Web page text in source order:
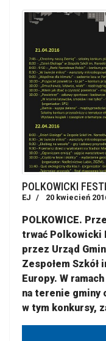
POLKOWICKI
EJ 20 kwiecień
POLKOWICE.
trwać Polkowicki
przez Urząd
Zespołem
Europy. W
na terenie gminy
w tym konkursy,